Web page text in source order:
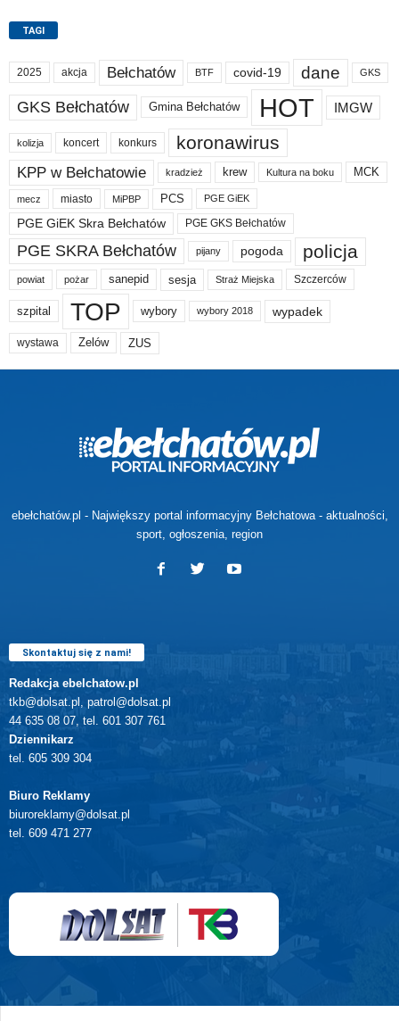
TAGI
2025 akcja Bełchatów BTF covid-19 dane GKS
GKS Bełchatów Gmina Bełchatów HOT IMGW
kolizja koncert konkurs koronawirus
KPP w Bełchatowie kradzież krew Kultura na boku MCK
mecz miasto MiPBP PCS PGE GiEK
PGE GiEK Skra Bełchatów PGE GKS Bełchatów
PGE SKRA Bełchatów pijany pogoda policja
powiat pożar sanepid sesja Straż Miejska Szczerców
szpital TOP wybory wybory 2018 wypadek
wystawa Zelów ZUS
ebełchatów.pl - Największy portal informacyjny Bełchatowa - aktualności,
sport, ogłoszenia, region
Skontaktuj się z nami!
Redakcja ebelchatow.pl
tkb@dolsat.pl, patrol@dolsat.pl
44 635 08 07, tel. 601 307 761
Dziennikarz
tel. 605 309 304
Biuro Reklamy
biuroreklamy@dolsat.pl
tel. 609 471 277